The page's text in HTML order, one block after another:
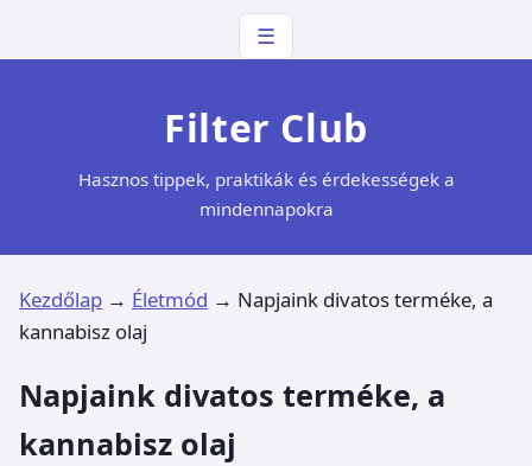
☰
Filter Club
Hasznos tippek, praktikák és érdekességek a
mindennapokra
Kezdőlap → Életmód → Napjaink divatos terméke, a
kannabisz olaj
Napjaink divatos terméke, a
kannabisz olaj